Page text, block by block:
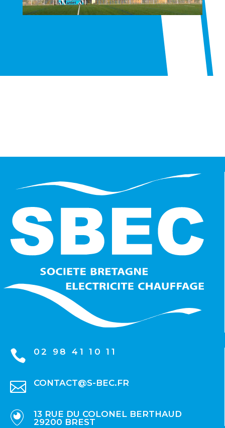
 02 98 41 10 11
 CONTACT@S-BEC.FR

13 RUE DU COLONEL BERTHAUD
29200 BREST